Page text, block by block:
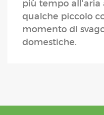
più tempo all'aria
qualche piccolo
momento di
domestiche.